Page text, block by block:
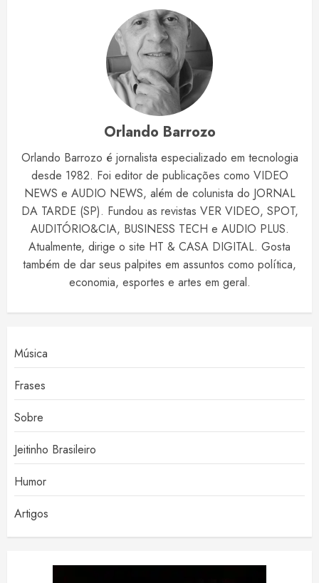
Orlando Barrozo
Orlando Barrozo é jornalista especializado em tecnologia
desde 1982. Foi editor de publicações como VIDEO
NEWS e AUDIO NEWS, além de colunista do JORNAL
DA TARDE (SP). Fundou as revistas VER VIDEO, SPOT,
AUDITÓRIO&CIA, BUSINESS TECH e AUDIO PLUS.
Atualmente, dirige o site HT & CASA DIGITAL. Gosta
também de dar seus palpites em assuntos como política,
economia, esportes e artes em geral.
Música
Frases
Sobre
Jeitinho Brasileiro
Humor
Artigos